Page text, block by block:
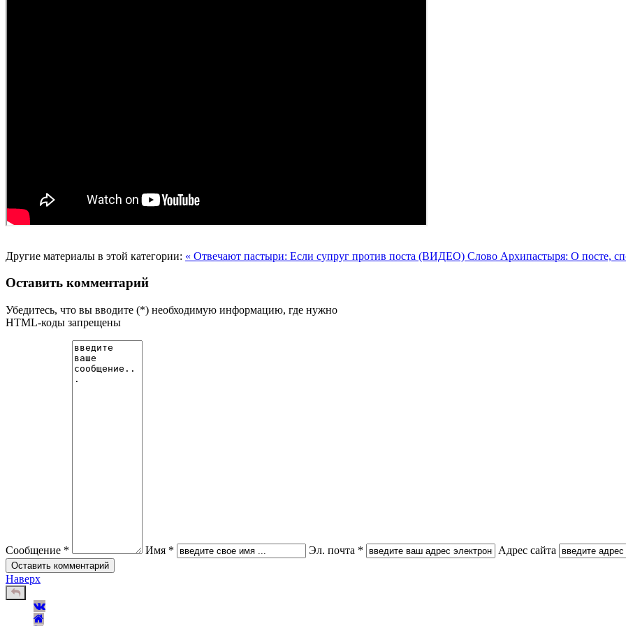
Другие материалы в этой категории: « Отвечают пастыри: Если супруг против поста (ВИДЕО) Слово Архипастыря: О посте,
Оставить комментарий
Убедитесь, что вы вводите (*) необходимую информацию, где нужно
HTML-коды запрещены
Сообщение * Имя * Эл. почта * Адрес сайта
Наверх